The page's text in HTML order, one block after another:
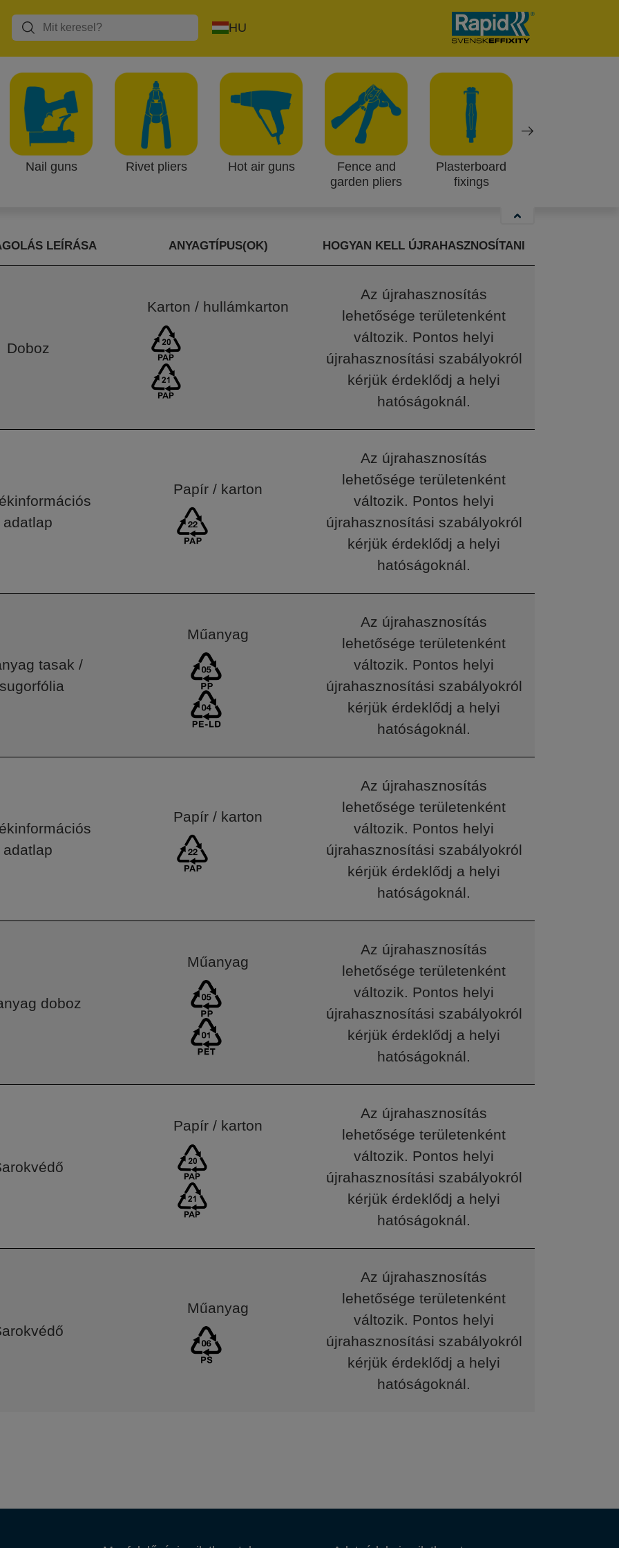
HU
Nail guns Rivet pliers Hot air guns
Fence and
garden pliers
Plasterboard
fixings
útmutató
csomagolást használjuk, és a lehető legnagyobb mértékben újrahasznosíthatóvá
ha azok egyetlen anyagtípusból készülnek, és így a különböző anyagokat könnyedén a
helyezni.
ikonokkal jelöltük, és az alábbiakban látható, hogyan lehet a különböző anyagtípusokat
LEÍRÁSA ANYAGTÍPUS(OK) HOGYAN KELL ÚJRAHASZNOSÍTANI
Doboz
Karton / hullámkarton
Az újrahasznosítás
lehetősége területenként
változik. Pontos helyi
újrahasznosítási szabályokról
kérjük érdeklődj a helyi
hatóságoknál.
adatlap
Papír / karton
Az újrahasznosítás
lehetősége területenként
változik. Pontos helyi
újrahasznosítási szabályokról
kérjük érdeklődj a helyi
hatóságoknál.
tasak /
Műanyag
Az újrahasznosítás
lehetősége területenként
változik. Pontos helyi
újrahasznosítási szabályokról
kérjük érdeklődj a helyi
hatóságoknál.
adatlap
Papír / karton
Az újrahasznosítás
lehetősége területenként
változik. Pontos helyi
újrahasznosítási szabályokról
kérjük érdeklődj a helyi
hatóságoknál.
doboz
Műanyag
Az újrahasznosítás
lehetősége területenként
változik. Pontos helyi
újrahasznosítási szabályokról
kérjük érdeklődj a helyi
hatóságoknál.
Papír / karton
Az újrahasznosítás
lehetősége területenként
változik. Pontos helyi
újrahasznosítási szabályokról
kérjük érdeklődj a helyi
hatóságoknál.
Műanyag
Az újrahasznosítás
lehetősége területenként
változik. Pontos helyi
újrahasznosítási szabályokról
kérjük érdeklődj a helyi
hatóságoknál.